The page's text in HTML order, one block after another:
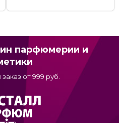
парфюмерии и
от 999 руб.